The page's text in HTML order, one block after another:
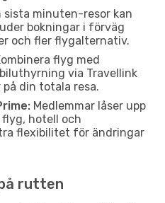
sista minuten-resor kan
bokningar i förväg
och fler flygalternativ.
flyg med
via Travellink
din totala resa.
Medlemmar låser upp
hotell och
flexibilitet för ändringar
rutten